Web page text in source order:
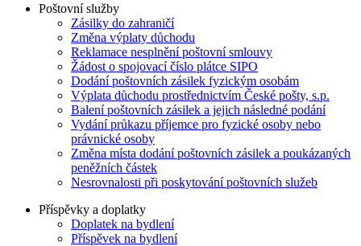
Poštovní služby
Zásilky do zahraničí
Změna výplaty důchodu
Reklamace nesplnění poštovní smlouvy
Žádost o spojovací číslo plátce SIPO
Dodání poštovních zásilek fyzickým osobám
Výplata důchodu prostřednictvím České pošty, s.p.
Balení poštovních zásilek a jejich následné podání
Vydání průkazu příjemce pro fyzické osoby nebo
právnické osoby
Změna místa dodání poštovních zásilek a poukázaných
peněžních částek
Nesrovnalosti při poskytování poštovních služeb
Příspěvky a doplatky
Doplatek na bydlení
Příspěvek na bydlení